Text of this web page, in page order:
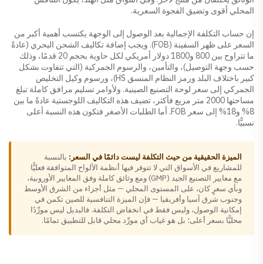
المحلي أقوى وتضيق الفجوة السعرية.
إن حساب التكلفة الإجمالية بعد الوصول إلى الوجهة يكتسب أهمية أكبر من
السعر على ظهر السفينة (FOB). ويجب إضافة تكاليف الشحن البحري (عادةً
ما تتراوح بين 800 و1800 دولار أمريكي لكل حاوية بحجم 20 قدمًا، وذلك
حسب وجهة التوصيل)، والتأمين، والرسوم الجمركية (التي تتفاوت بشكل
كبير باختلاف البلد ورمز النظام المنسق HS)، ورسوم وكيل التخليص
الجمركي إلى سعر لوحة التصنيع الصينية. ولأوامر تسليم مرافق كاملة تبلغ
مساحتها 2000 متر مربع فأكثر، تضيف هذه التكاليف اللوجستية عادةً ما بين
8% و18% إلى سعر FOB. أما الطلبات الأصغر فتكون هذه النسبة أعلى
نسبيًّا.
الميزة الحقيقية من حيث التكلفة ليست دائمًا في السعر: بالنسبة
للمشاريع في الأسواق التي لا تتوفر فيها أنظمة الألواح المتوافقة فعليًّا
مع معايير التصنيع الجيد (GMP) ومع وثائق كاملة وفق المعايير الأوروبية،
وبأي سعرٍ كان، على المستوى المحلي — مثل أجزاء من الشرق الأوسط
وجنوب شرق آسيا وأفريقيا — فإن الميزة التنافسية للصين تكمن في
إمكانية الوصول، وليس فقط في انخفاض التكلفة. فالبديل ليس مورِّدًا
محليًّا بسعر أعلى؛ بل هو غياب أي مورِّد محلي قابل للتطبيق تمامًا.